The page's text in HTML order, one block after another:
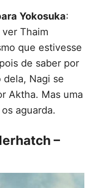
Yokosuka:
Thaim
que estivesse
de saber por
Nagi se
Aktha. Mas uma
aguarda.
–